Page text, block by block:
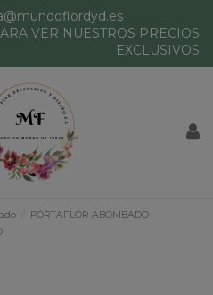
VER NUESTROS PRECIOS
EXCLUSIVOS
PORTAFLOR ABOMBADO